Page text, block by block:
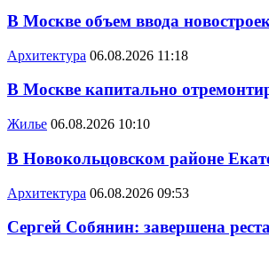
В Москве объем ввода
Архитектура 06.08.2026 11:18
В Москве капитально
Жилье 06.08.2026 10:10
В Новокольцовском районе
Архитектура 06.08.2026 09:53
Сергей Собянин: завершена